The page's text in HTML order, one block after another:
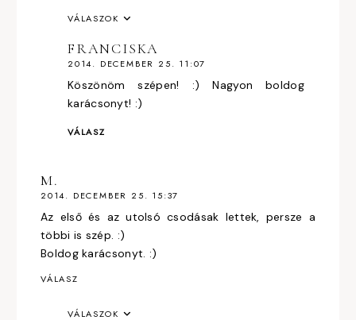
VÁLASZOK
FRANCISKA
2014. DECEMBER 25. 11:07
Köszönöm szépen! :) Nagyon boldog
karácsonyt! :)
VÁLASZ
M.
2014. DECEMBER 25. 15:37
Az első és az utolsó csodásak lettek, persze a
többi is szép. :)
Boldog karácsonyt. :)
VÁLASZ
VÁLASZOK